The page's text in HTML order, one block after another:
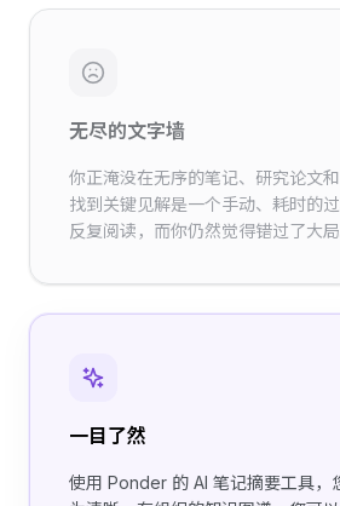
无尽的文字墙
你正淹没在无序的笔记、研究论文和
找到关键见解是一个手动、耗时的
反复阅读，而你仍然觉得错过了大局
一目了然
使用 Ponder 的 AI 笔记摘要工具，